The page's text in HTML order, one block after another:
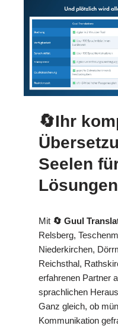
🔄Ihr
Seelen
Mit 🔄 Guul
Relsberg,
Niederkirchen,
Reichsthal,
erfahrenen Partner
sprachlichen
Ganz gleich, ob
Kommunikation